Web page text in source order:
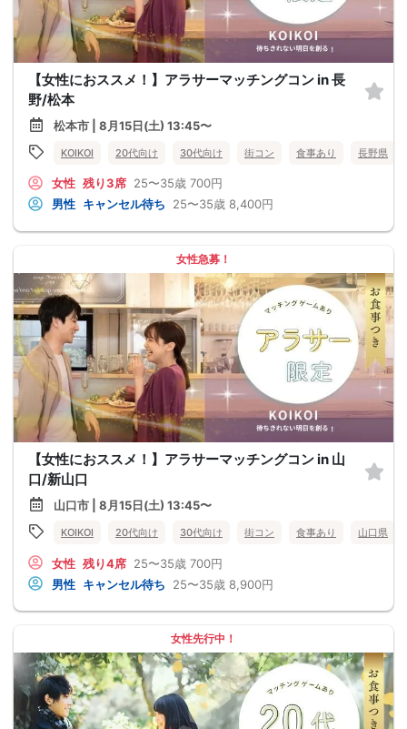
【女性におススメ！】アラサーマッチングコン in 長
野/松本
松本市 | 8月15日(土) 13:45〜
KOIKOI 20代向け 30代向け 街コン 食事あり 長野県
女性 残り3席 25〜35歳 700円
男性 キャンセル待ち 25〜35歳 8,400円
女性急募！
【女性におススメ！】アラサーマッチングコン in 山
口/新山口
山口市 | 8月15日(土) 13:45〜
KOIKOI 20代向け 30代向け 街コン 食事あり 山口県
女性 残り4席 25〜35歳 700円
男性 キャンセル待ち 25〜35歳 8,900円
女性先行中！